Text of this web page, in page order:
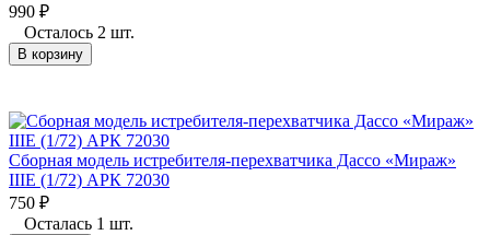
990 ₽
Осталось 2 шт.
В корзину
Сборная модель истребителя-перехватчика Дассо «Мираж»
IIIЕ (1/72) АРК 72030
750 ₽
Осталась 1 шт.